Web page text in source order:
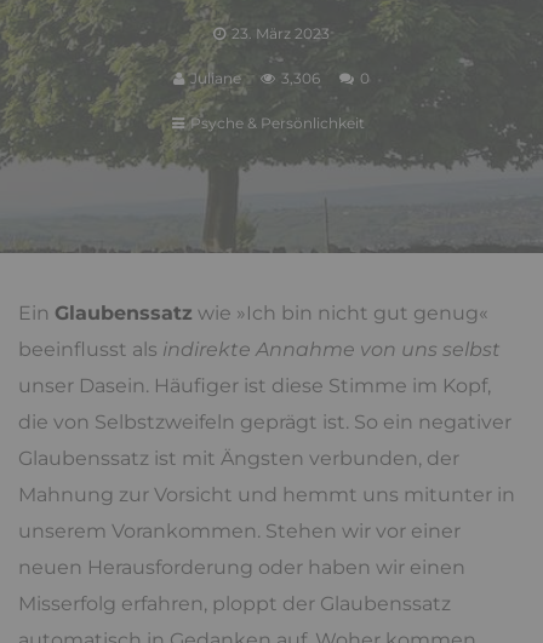
23. März 2023
Juliane 3,306 0
Psyche & Persönlichkeit
Ein Glaubenssatz wie »Ich bin nicht gut genug«
beeinflusst als indirekte Annahme von uns selbst
unser Dasein. Häufiger ist diese Stimme im Kopf,
die von Selbstzweifeln geprägt ist. So ein negativer
Glaubenssatz ist mit Ängsten verbunden, der
Mahnung zur Vorsicht und hemmt uns mitunter in
unserem Vorankommen. Stehen wir vor einer
neuen Herausforderung oder haben wir einen
Misserfolg erfahren, ploppt der Glaubenssatz